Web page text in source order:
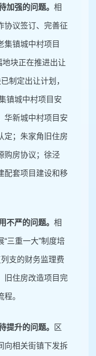
加强的问题。 相
协议签订、完善征
集镇城中村项目
地块正在推进出让
制定出让计划，
镇城中村项目安
华新城中村项目安
定；朱家角旧住房
购房协议；徐泾
配套项目建设和移
不严的问题。 相
“三重一大”制度培
支的财务监理费
旧住房改造项目完
。
提升的问题。 区
向相关街镇下发拆